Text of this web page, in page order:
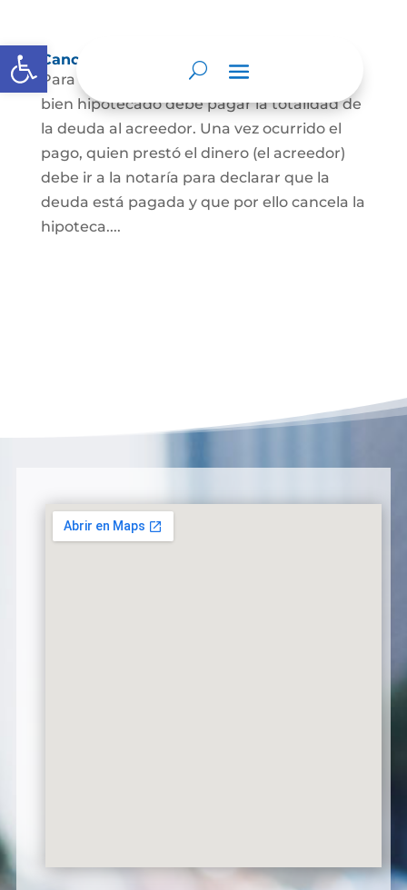
Abrir barra de herramientas
Cancelación de Hipoteca
Para cancelar una hipoteca, el dueño del
bien hipotecado debe pagar la totalidad de
la deuda al acreedor. Una vez ocurrido el
pago, quien prestó el dinero (el acreedor)
debe ir a la notaría para declarar que la
deuda está pagada y que por ello cancela la
hipoteca....